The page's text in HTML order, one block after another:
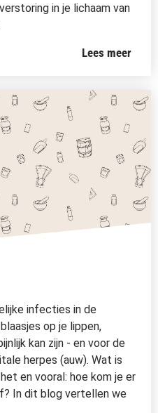
in je lichaam van
Lees meer
infecties in de
op je lippen,
kan zijn - en voor de
herpes (auw). Wat is
en vooral: hoe kom je er
In dit blog vertellen we